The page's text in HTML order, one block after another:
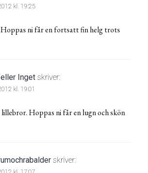
kl. 19:25
ni får en fortsatt fin helg trots
Inget skriver:
kl. 19:01
Hoppas ni får en lugn och skön
skriver: